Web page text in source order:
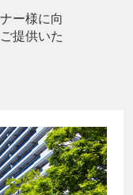
ー様に向
提供いた